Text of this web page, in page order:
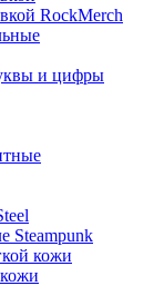
RockMerch
и цифры
Steampunk
кожи